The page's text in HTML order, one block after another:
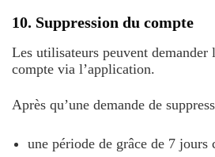
10. Suppression du compte
Les utilisateurs peuvent demander
compte via l’application.
Après qu’une demande de
une période de grâce de 7 jours